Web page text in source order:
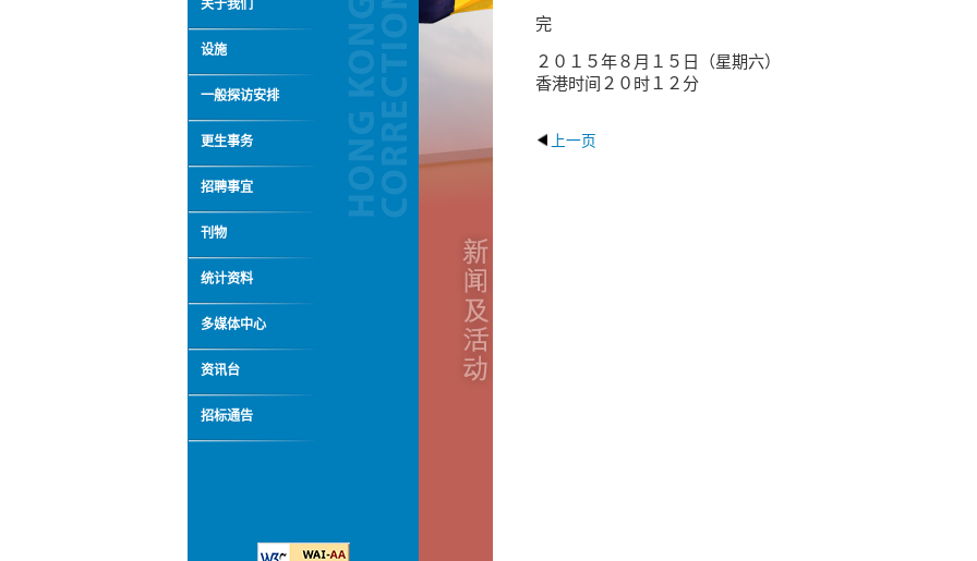
关于我们
设施
一般探访安排
更生事务
招聘事宜
刊物
统计资料
多媒体中心
资讯台
招标通告
完
２０１５年８月１５日（星期六）
香港时间２０时１２分
上一页